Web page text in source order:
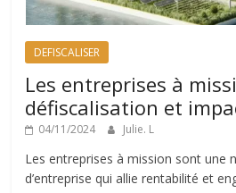
DEFISCALISER
Les entreprises à
défiscalisation et
04/11/2024 Julie. L
Les entreprises à mission sont une
d’entreprise qui allie rentabilité et